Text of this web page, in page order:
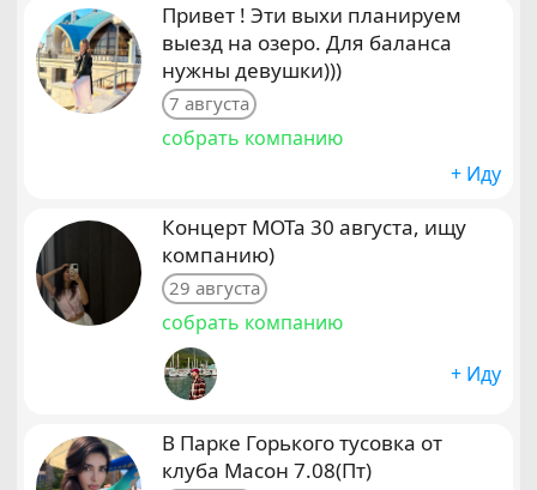
Привет ! Эти выхи планируем
выезд на озеро. Для баланса
нужны девушки)))
7 августа
собрать компанию
+ Иду
Концерт МОТа 30 августа, ищу
компанию)
29 августа
собрать компанию
+ Иду
В Парке Горького тусовка от
клуба Масон 7.08(Пт)